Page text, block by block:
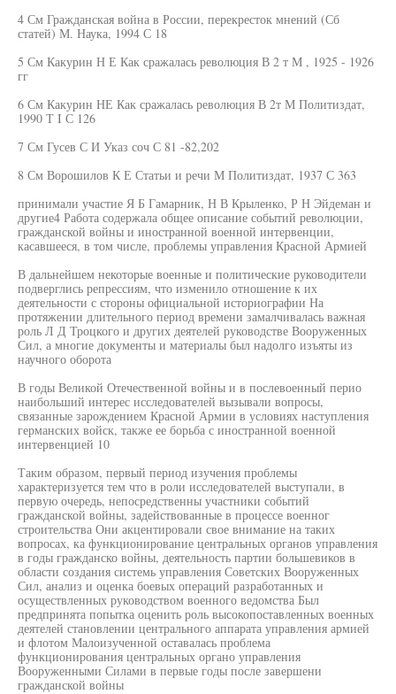
4 См Гражданская война в России, перекресток мнений (Сб
статей) М. Наука, 1994 С 18
5 См Какурин Н Е Как сражалась революция В 2 т М , 1925 - 1926
гг
6 См Какурин НЕ Как сражалась революция В 2т М Политиздат,
1990 Т I С 126
7 См Гусев С И Указ соч С 81 -82,202
8 См Ворошилов К Е Статьи и речи М Политиздат, 1937 С 363
принимали участие Я Б Гамарник, Н В Крыленко, Р Н Эйдеман и
другие4 Работа содержала общее описание событий революции,
гражданской войны и иностранной военной интервенции,
касавшееся, в том числе, проблемы управления Красной Армией
В дальнейшем некоторые военные и политические руководители
подверглись репрессиям, что изменило отношение к их
деятельности с стороны официальной историографии На
протяжении длительного период времени замалчивалась важная
роль Л Д Троцкого и других деятелей руководстве Вооруженных
Сил, а многие документы и материалы был надолго изъяты из
научного оборота
В годы Великой Отечественной войны и в послевоенный перио
наибольший интерес исследователей вызывали вопросы,
связанные зарождением Красной Армии в условиях наступления
германских войск, также ее борьба с иностранной военной
интервенцией 10
Таким образом, первый период изучения проблемы
характеризуется тем что в роли исследователей выступали, в
первую очередь, непосредственны участники событий
гражданской войны, задействованные в процессе военног
строительства Они акцентировали свое внимание на таких
вопросах, ка функционирование центральных органов управления
в годы гражданско войны, деятельность партии большевиков в
области создания системь управления Советских Вооруженных
Сил, анализ и оценка боевых операций разработанных и
осуществленных руководством военного ведомства Был
предпринята попытка оценить роль высокопоставленных военных
деятелей становлении центрального аппарата управления армией
и флотом Малоизученной оставалась проблема
функционирования центральных органо управления
Вооруженными Силами в первые годы после завершени
гражданской войны